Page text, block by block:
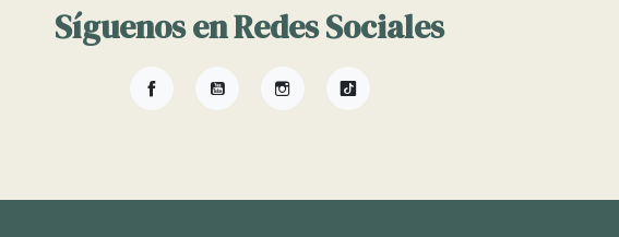
Síguenos en Redes Sociales
FacebookYouTubeInstagramTikTok